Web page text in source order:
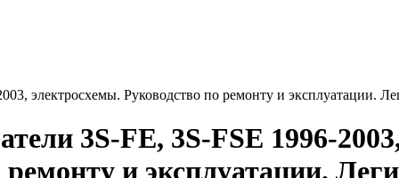
электросхемы. Руководство по ремонту и эксплуатации.
3S-FE, 3S-FSE 1996-
и эксплуатации.